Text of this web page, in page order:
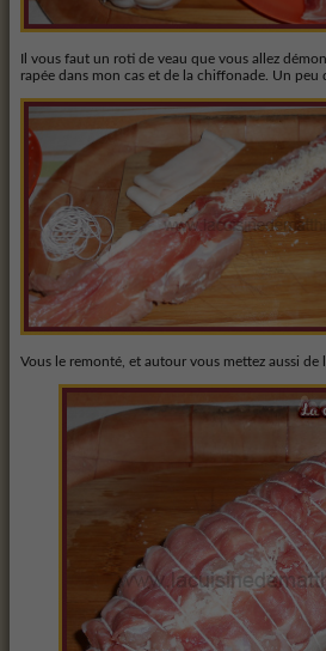
Il vous faut un roti de veau que vous allez
rapée dans mon cas et de la chiffonade. Un peu
Vous le remonté, et autour vous mettez aussi de